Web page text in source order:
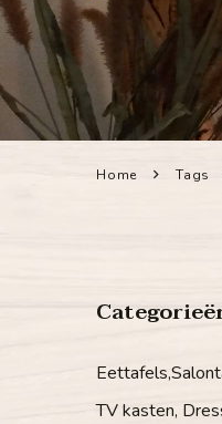
Home Tags
TV kasten,